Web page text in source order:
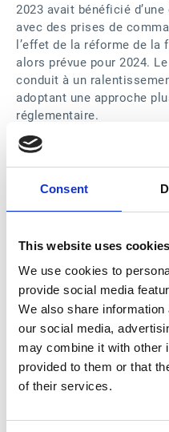
Consent
This website uses cookies
We use cookies to
provide social media
We also share
our social media,
may combine it with other
provided to them or that
of their services.
2023 avait bénéficié
avec des prises de
l’effet de la réforme de
alors prévue pour 2024.
conduit à un
adoptant une approche
réglementaire.
Malgré cet effet de base
nos solutions reste solide
témoigne la progression
commandes en 2024 par
environnement marqué
L'activité commerciale a
en Amérique, avec une
commandes de plus de
trimestre). En France,
une baisse annuelle de -
repli de -26% en raison
réforme de la facture